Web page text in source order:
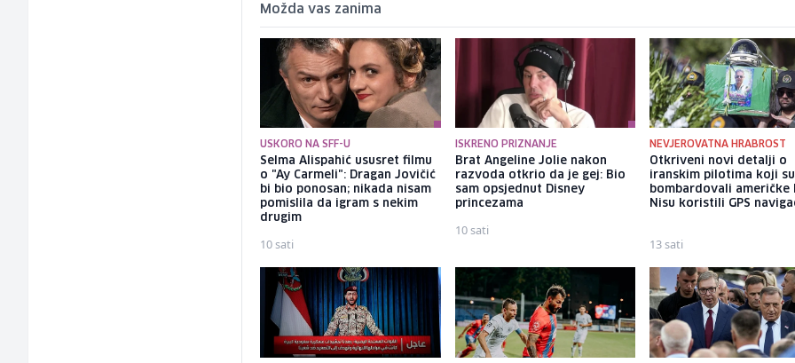
Možda vas zanima
USKORO NA SFF-U
Selma Alispahić ususret filmu
o "Ay Carmeli": Dragan Jovičić
bi bio ponosan; nikada nisam
pomislila da igram s nekim
drugim
10 sati
ISKRENO PRIZNANJE
Brat Angeline Jolie nakon
razvoda otkrio da je gej: Bio
sam opsjednut Disney
princezama
10 sati
NEVJEROVATNA HRABROST
Otkriveni novi detalji o
iranskim pilotima koji su
bombardovali američke
Nisu koristili GPS
13 sati